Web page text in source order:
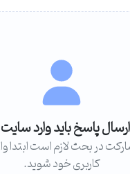
پاسخ باید وارد
در بحث لازم است ابتدا
کاربری خود شوید.